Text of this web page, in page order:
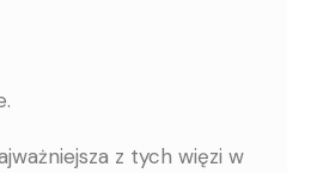
z tych więzi w